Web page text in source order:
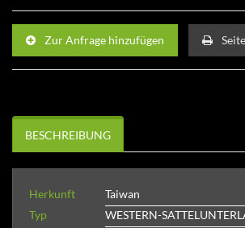
Zur Anfrage hinzufügen
BESCHREIBUNG
Herkunft
Taiwan
Typ
WESTERN-